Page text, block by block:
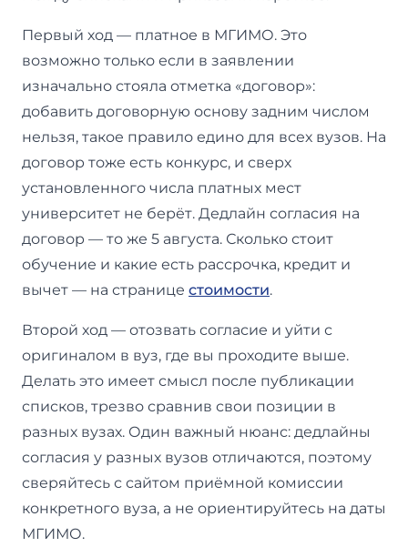
Первый ход — платное в МГИМО. Это
возможно только если в заявлении
изначально стояла отметка «договор»:
добавить договорную основу задним числом
нельзя, такое правило едино для всех вузов. На
договор тоже есть конкурс, и сверх
установленного числа платных мест
университет не берёт. Дедлайн согласия на
договор — то же 5 августа. Сколько стоит
обучение и какие есть рассрочка, кредит и
вычет — на странице стоимости.
Второй ход — отозвать согласие и уйти с
оригиналом в вуз, где вы проходите выше.
Делать это имеет смысл после публикации
списков, трезво сравнив свои позиции в
разных вузах. Один важный нюанс: дедлайны
согласия у разных вузов отличаются, поэтому
сверяйтесь с сайтом приёмной комиссии
конкретного вуза, а не ориентируйтесь на даты
МГИМО.